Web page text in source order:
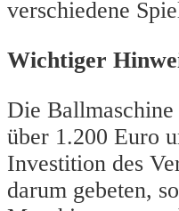
verschiedene
Wichtiger
Die
über 1.200 Euro
Investition des
darum gebeten,